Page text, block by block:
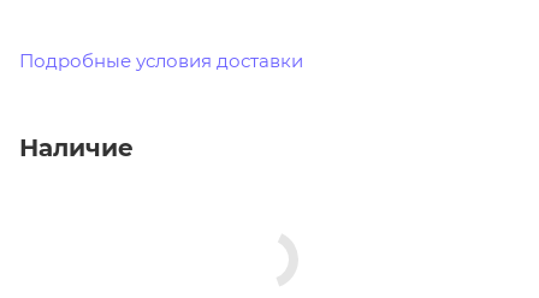
Подробные условия доставки
Наличие